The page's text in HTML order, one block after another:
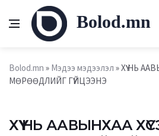
Bolod.mn
Bolod.mn » Мэдээ мэдээлэл » ХҮҮ НЬ
МӨРӨӨДЛИЙГ ГҮЙЦЭЭНЭ
ХҮҮ НЬ ААВЫНХАА